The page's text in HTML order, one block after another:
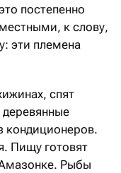
постепенно
к слову,
эти племена
спят
деревянные
кондиционеров.
Пищу готовят
Рыбы